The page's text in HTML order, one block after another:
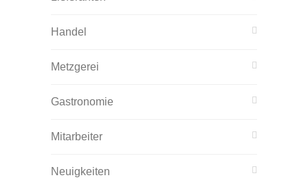
Handel
Metzgerei
Gastronomie
Mitarbeiter
Neuigkeiten